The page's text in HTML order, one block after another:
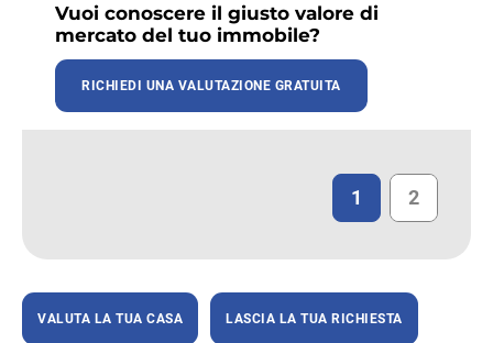
Vuoi conoscere il giusto valore di
mercato del tuo immobile?
RICHIEDI UNA VALUTAZIONE GRATUITA
1 2
VALUTA LA TUA CASA LASCIA LA TUA RICHIESTA